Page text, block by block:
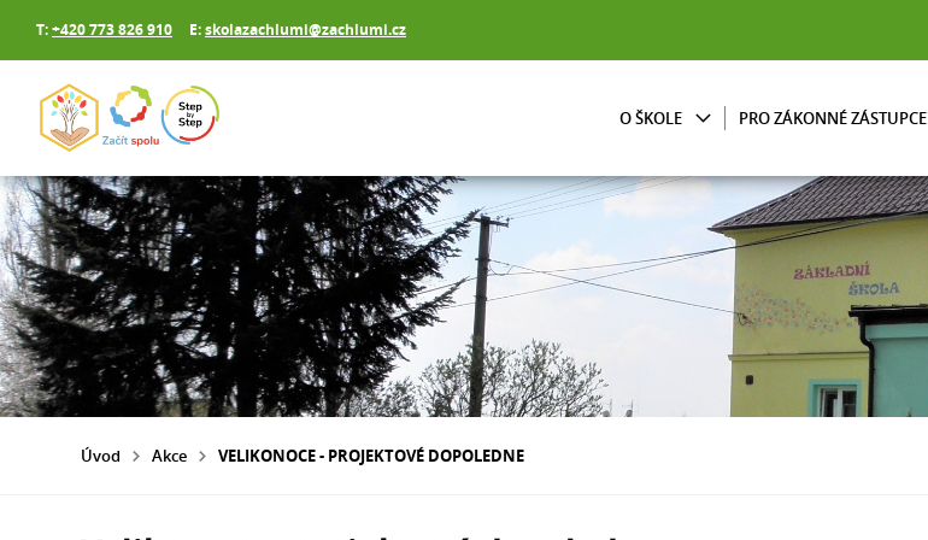
T:+420 773 826 910 E:skolazachlumi@zachlumi.cz
O ŠKOLE PRO ZÁKONNÉ ZÁSTUPCE
Úvod Akce VELIKONOCE - PROJEKTOVÉ DOPOLEDNE